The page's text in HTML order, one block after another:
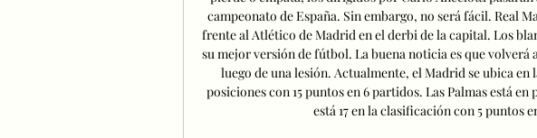
campeonato de España. Sin embargo, no será fácil. Real
frente al Atlético de Madrid en el derbi de la capital. Los
su mejor versión de fútbol. La buena noticia es que
luego de una lesión. Actualmente, el Madrid se ubica en
posiciones con 15 puntos en 6 partidos. Las Palmas está
está 17 en la clasificación con 5 puntos